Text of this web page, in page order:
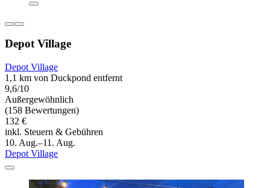
Depot Village
Depot Village
1,1 km von Duckpond entfernt
9,6/10
Außergewöhnlich
(158 Bewertungen)
132 €
inkl. Steuern & Gebühren
10. Aug.–11. Aug.
Depot Village